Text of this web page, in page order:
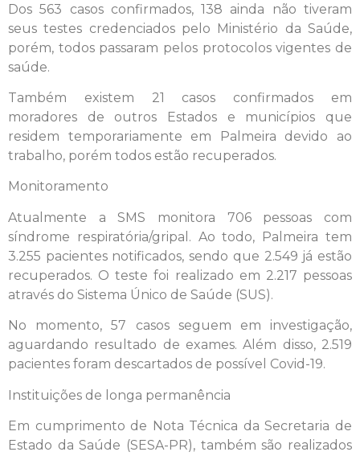
Dos 563 casos confirmados, 138 ainda não tiveram
seus testes credenciados pelo Ministério da Saúde,
porém, todos passaram pelos protocolos vigentes de
saúde.
Também existem 21 casos confirmados em
moradores de outros Estados e municípios que
residem temporariamente em Palmeira devido ao
trabalho, porém todos estão recuperados.
Monitoramento
Atualmente a SMS monitora 706 pessoas com
síndrome respiratória/gripal. Ao todo, Palmeira tem
3.255 pacientes notificados, sendo que 2.549 já estão
recuperados. O teste foi realizado em 2.217 pessoas
através do Sistema Único de Saúde (SUS).
No momento, 57 casos seguem em investigação,
aguardando resultado de exames. Além disso, 2.519
pacientes foram descartados de possível Covid-19.
Instituições de longa permanência
Em cumprimento de Nota Técnica da Secretaria de
Estado da Saúde (SESA-PR), também são realizados